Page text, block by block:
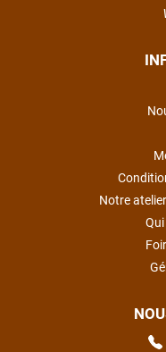
Notre